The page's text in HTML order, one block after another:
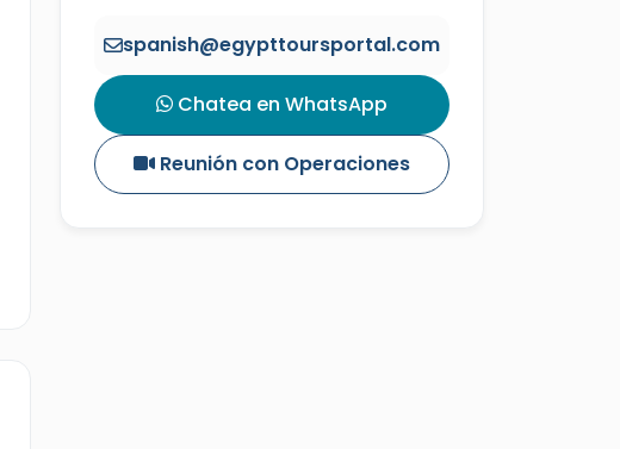
spanish@egypttoursportal.com
Chatea en WhatsApp
Reunión con Operaciones